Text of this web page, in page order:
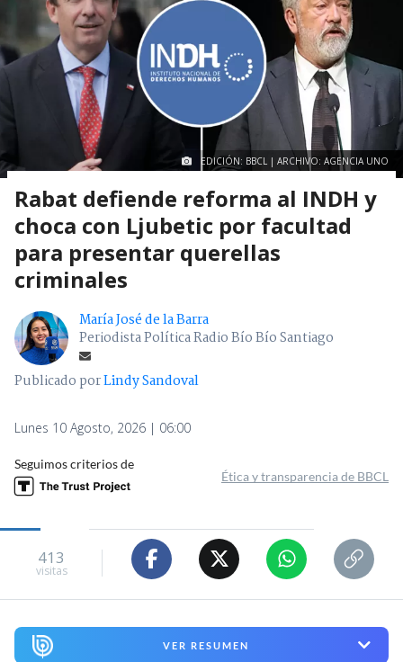
EDICIÓN: BBCL | ARCHIVO: AGENCIA UNO
Rabat defiende reforma al INDH y
choca con Ljubetic por facultad
para presentar querellas
criminales
María José de la Barra
Periodista Política Radio Bío Bío Santiago
Publicado porLindy Sandoval
Lunes 10 Agosto, 2026 | 06:00
Seguimos criterios de
Ética y transparencia de BBCL
413
visitas
VER RESUMEN